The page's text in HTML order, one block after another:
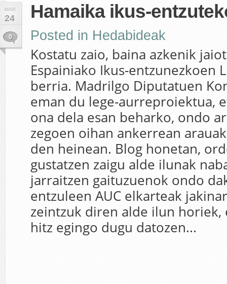
MAR
24
0
Hamaika ikus-
Posted in Hedabideak
Kostatu zaio, baina azkenik
Espainiako Ikus-entzunezkoen
berria. Madrilgo Diputatuen
eman du lege-aurreproiektua,
ona dela esan beharko, ondo
zegoen oihan ankerrean
den heinean. Blog honetan,
gustatzen zaigu alde ilunak
jarraitzen gaituzuenok ondo
entzuleen AUC elkarteak
zeintzuk diren alde ilun horiek,
hitz egingo dugu datozen...